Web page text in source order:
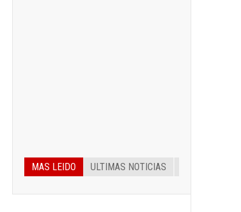
MAS LEIDO ULTIMAS NOTICIAS